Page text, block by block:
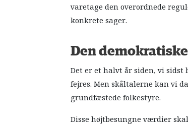
varetage den overordnede
konkrete sager.
Den
Det er et halvt år siden, vi
fejres. Men skåltalerne kan vi
grundfæstede folkestyre.
Disse højtbesungne værdier